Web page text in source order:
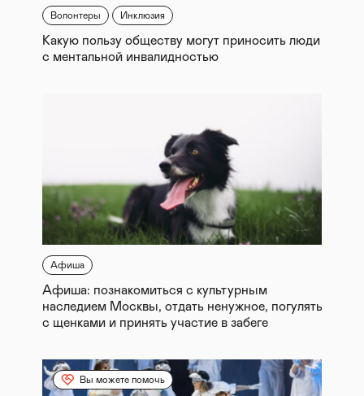
Волонтеры Инклюзия
Какую пользу обществу могут приносить люди
с ментальной инвалидностью
Афиша
Афиша: познакомиться с культурным
наследием Москвы, отдать ненужное, погулять
с щенками и принять участие в забеге
Вы можете помочь